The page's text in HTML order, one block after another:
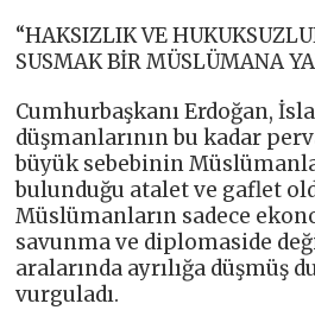
“HAKSIZLIK VE
SUSMAK BİR MÜSLÜMANA
Cumhurbaşkanı Erdoğan,
düşmanlarının bu kadar
büyük sebebinin
bulunduğu atalet ve gaflet
Müslümanların sadece
savunma ve diplomaside
aralarında ayrılığa düşmüş
vurguladı.